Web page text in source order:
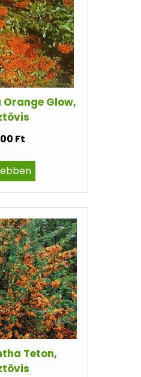
Glow,
Ft
Teton,